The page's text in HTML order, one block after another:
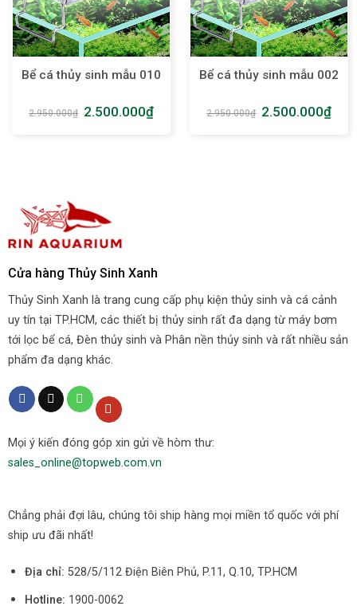
Bể cá thủy sinh mẫu 010
2.950.000₫ 2.500.000₫
Bể cá thủy sinh mẫu 002
2.950.000₫ 2.500.000₫
Cửa hàng Thủy Sinh Xanh
Thủy Sinh Xanh là trang cung cấp phụ kiện thủy sinh và cá cảnh
uy tín tại TP.HCM, các thiết bị thủy sinh rất đa dạng từ máy bơm
tới lọc bể cá, Đèn thủy sinh và Phân nền thủy sinh và rất nhiều sản
phẩm đa dạng khác.
Mọi ý kiến đóng góp xin gửi về hòm thư:
sales_online@topweb.com.vn
Chẳng phải đợi lâu, chúng tôi ship hàng mọi miền tổ quốc với phí
ship ưu đãi nhất!
Địa chỉ: 528/5/112 Điện Biên Phủ, P.11, Q.10, TP.HCM
Hotline: 1900-0062